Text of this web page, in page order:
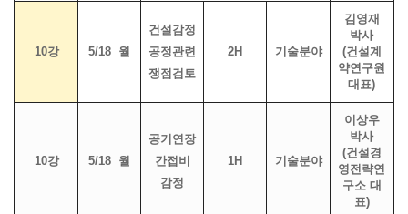
10강 5/18 월
건설감정
공정관련
쟁점검토
2H 기술분야
김영재
박사
(건설계
약연구원
대표)
10강 5/18 월
공기연장
간접비
감정
1H 기술분야
이상우
박사
(건설경
영전략연
구소 대
표)